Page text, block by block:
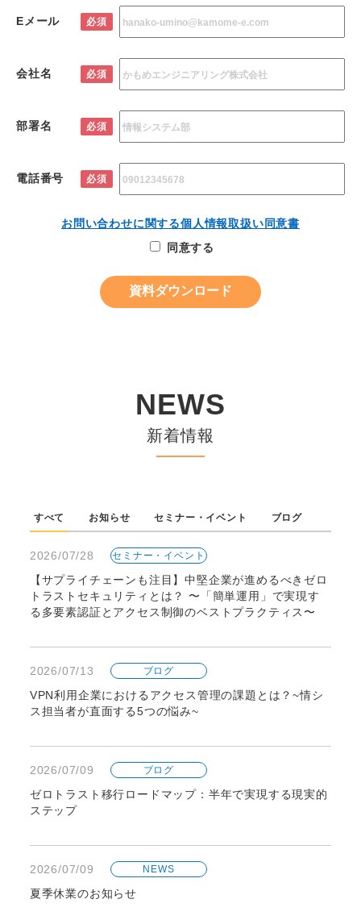
Eメール 必須
会社名 必須
部署名 必須
電話番号 必須
お問い合わせに関する個人情報取扱い同意書
同意する
NEWS
新着情報
すべて お知らせ セミナー・イベント ブログ
2026/07/28 セミナー・イベント
【サプライチェーンも注目】中堅企業が進めるべきゼロ
トラストセキュリティとは？ 〜「簡単運用」で実現す
る多要素認証とアクセス制御のベストプラクティス〜
2026/07/13 ブログ
VPN利用企業におけるアクセス管理の課題とは？~情シ
ス担当者が直面する5つの悩み~
2026/07/09 ブログ
ゼロトラスト移行ロードマップ：半年で実現する現実的
ステップ
2026/07/09 NEWS
夏季休業のお知らせ